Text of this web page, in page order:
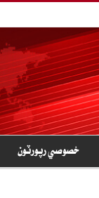
خصوصي رپورٽون